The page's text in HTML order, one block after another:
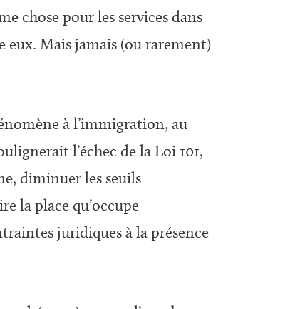
chose pour les services dans
eux. Mais jamais (ou rarement)
à l’immigration, au
l’échec de la Loi 101,
diminuer les seuils
la place qu’occupe
juridiques à la présence